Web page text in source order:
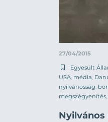
27/04/2015
Egyesült
USA, média,
nyilvánosság,
megszégyenítés,
Nyilvános